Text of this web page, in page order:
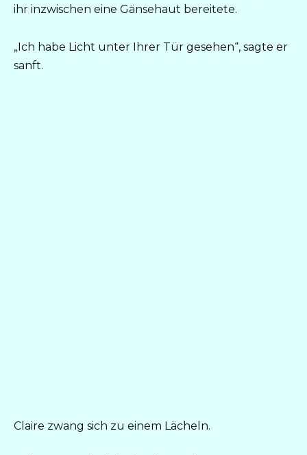
ihr inzwischen eine Gänsehaut bereitete.
„Ich habe Licht unter Ihrer Tür gesehen“, sagte er
sanft.
Claire zwang sich zu einem Lächeln.